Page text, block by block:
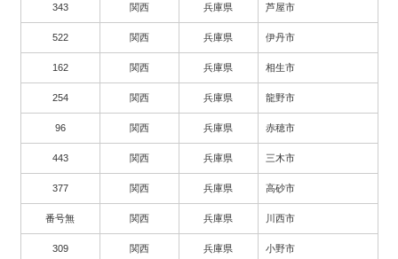
343 関西 兵庫県 芦屋市
522 関西 兵庫県 伊丹市
162 関西 兵庫県 相生市
254 関西 兵庫県 龍野市
96 関西 兵庫県 赤穂市
443 関西 兵庫県 三木市
377 関西 兵庫県 高砂市
番号無 関西 兵庫県 川西市
309 関西 兵庫県 小野市